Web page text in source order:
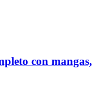
con mangas,